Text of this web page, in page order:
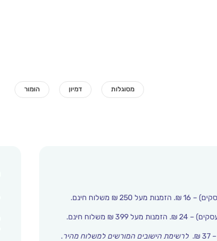
לרשימת הישובים המורשים למשלוח מהיר.